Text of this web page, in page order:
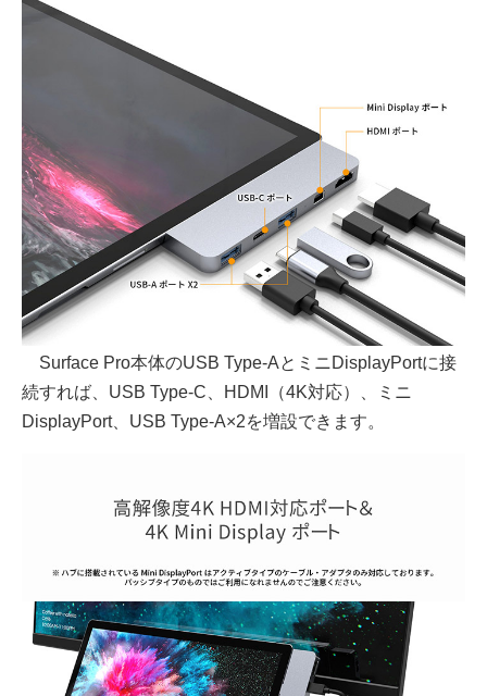
Surface Pro本体のUSB Type-AとミニDisplayPortに接
続すれば、USB Type-C、HDMI（4K対応）、ミニ
DisplayPort、USB Type-A×2を増設できます。